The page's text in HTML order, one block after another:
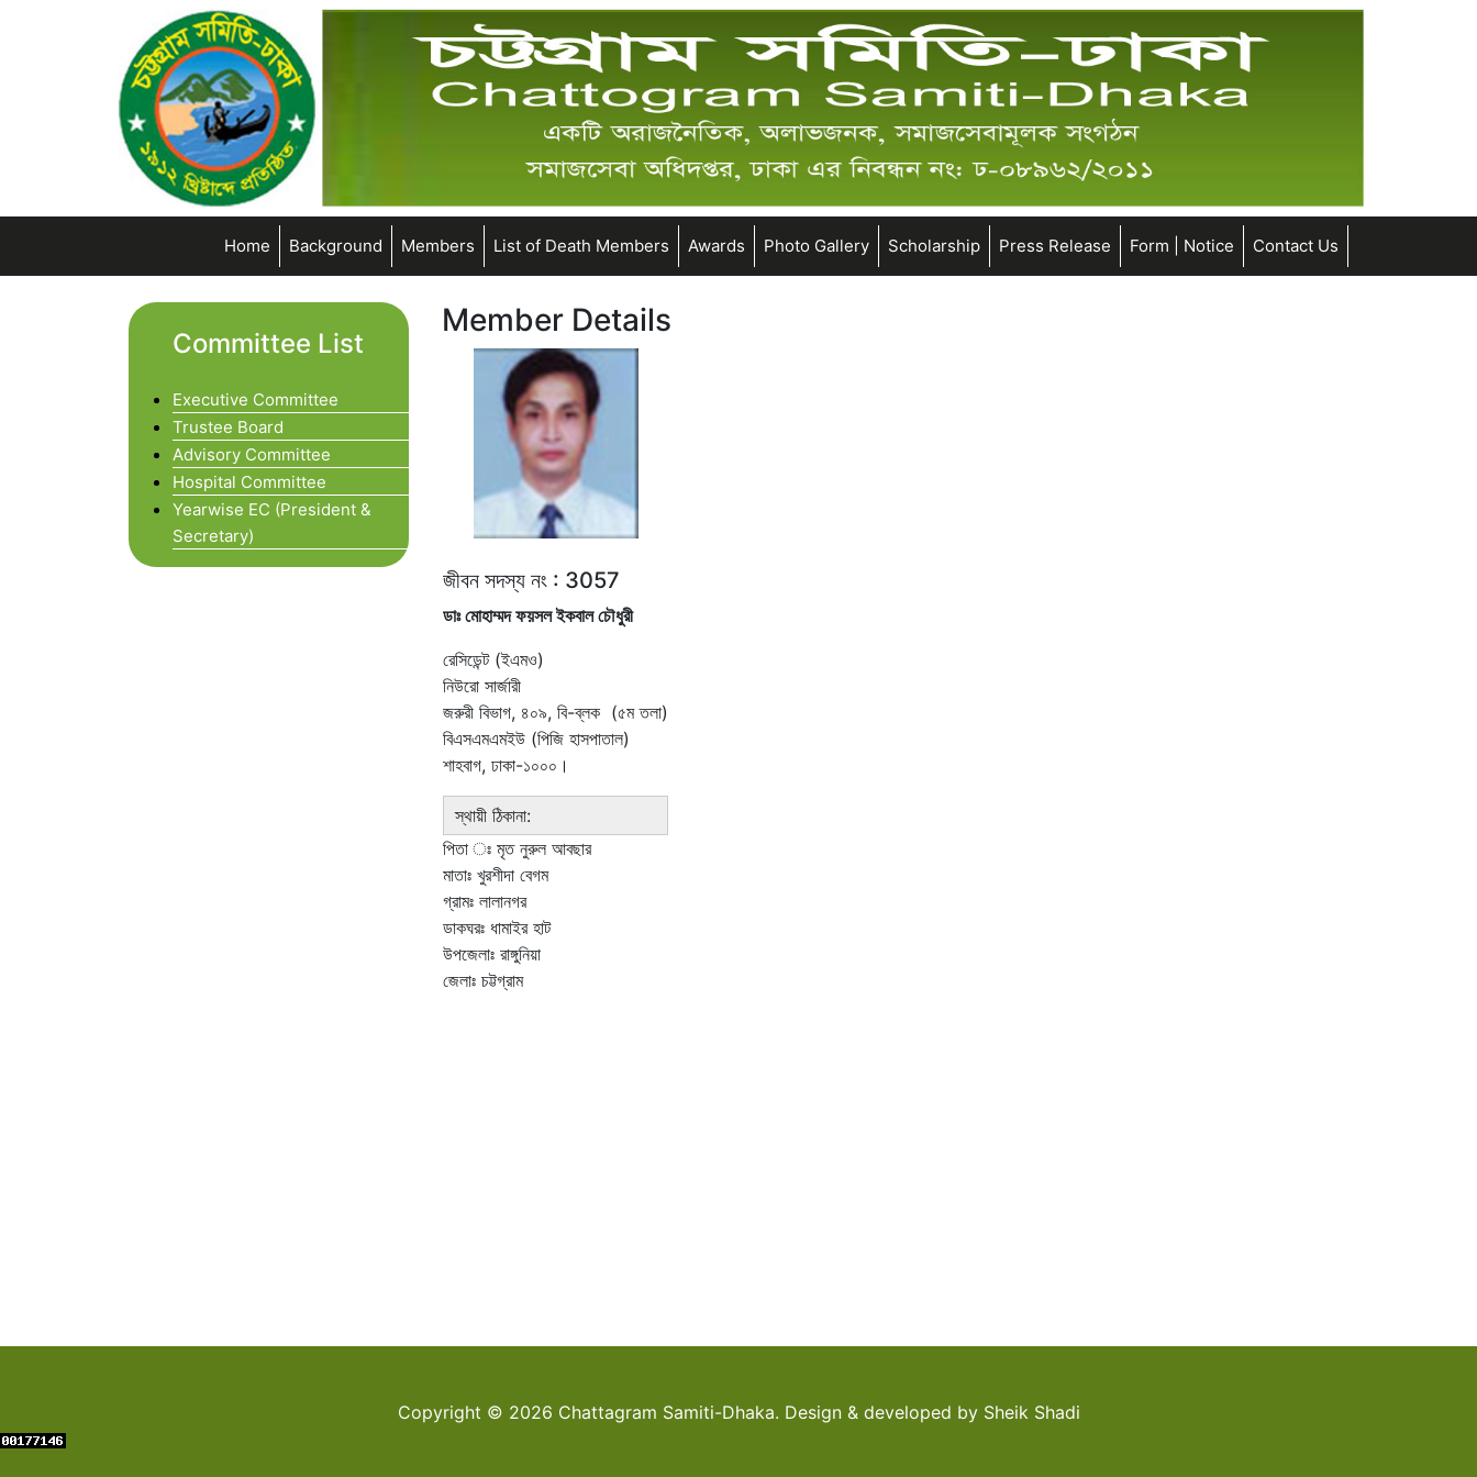
Home Background Members List of Death Members Awards Photo Gallery Scholarship Press Release Form | Notice Contact Us
Committee List
Executive Committee
Trustee Board
Advisory Committee
Hospital Committee
Yearwise EC (President &
Secretary)
Member Details
জীবন সদস্য নং : 3057
ডাঃ মোহাম্মদ ফয়সল ইকবাল চৌধুরী
রেসিডেন্ট (ইএমও)
নিউরো সার্জারী
জরুরী বিভাগ, ৪০৯, বি-ব্লক (৫ম তলা)
বিএসএমএমইউ (পিজি হাসপাতাল)
শাহবাগ, ঢাকা-১০০০।
স্থায়ী ঠিকানা:
পিতা ঃ মৃত নুরুল আবছার
মাতাঃ খুরশীদা বেগম
গ্রামঃ লালানগর
ডাকঘরঃ ধামাইর হাট
উপজেলাঃ রাঙ্গুনিয়া
জেলাঃ চট্টগ্রাম
Copyright © 2026 Chattagram Samiti-Dhaka. Design & developed by Sheik Shadi